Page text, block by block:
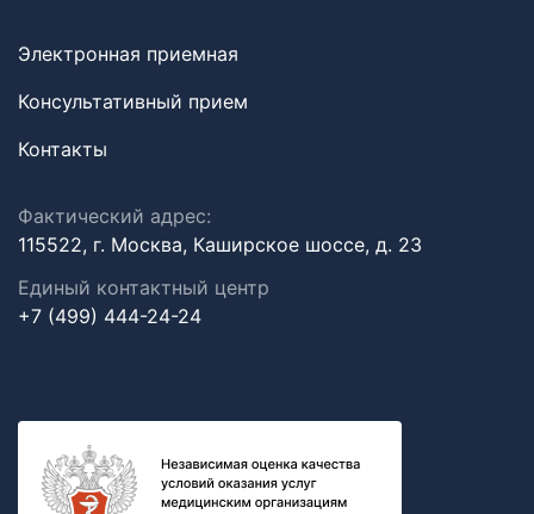
Электронная приемная
Консультативный прием
Контакты
Фактический адрес:
115522, г. Москва, Каширское шоссе, д. 23
Единый контактный центр
+7 (499) 444-24-24